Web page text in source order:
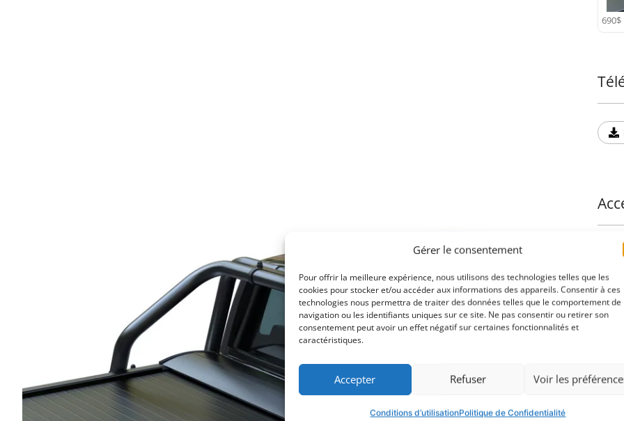
Gérer le consentement
Pour offrir la meilleure expérience, nous utilisons des technologies telles que les
cookies pour stocker et/ou accéder aux informations des appareils. Consentir à ces
technologies nous permettra de traiter des données telles que le comportement de
navigation ou les identifiants uniques sur ce site. Ne pas consentir ou retirer son
consentement peut avoir un effet négatif sur certaines fonctionnalités et
caractéristiques.
Accepter Refuser Voir les
Conditions d’utilisationPolitique de Confidentialité
690$